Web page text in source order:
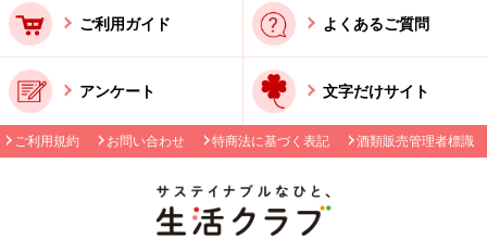
ご利用ガイド よくあるご質問
アンケート 文字だけサイト
ご利用規約 お問い合わせ 特商法に基づく表記 酒類販売管理者標識